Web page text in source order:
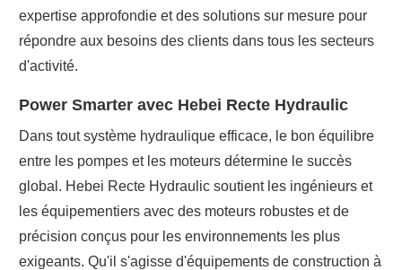
expertise approfondie et des solutions sur mesure pour
répondre aux besoins des clients dans tous les secteurs
d'activité.
Power Smarter avec Hebei Recte Hydraulic
Dans tout système hydraulique efficace, le bon équilibre
entre les pompes et les moteurs détermine le succès
global. Hebei Recte Hydraulic soutient les ingénieurs et
les équipementiers avec des moteurs robustes et de
précision conçus pour les environnements les plus
exigeants. Qu'il s'agisse d'équipements de construction à